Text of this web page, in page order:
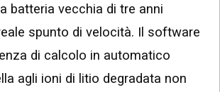
batteria vecchia di tre anni
spunto di velocità. Il software
di calcolo in automatico
agli ioni di litio degradata non